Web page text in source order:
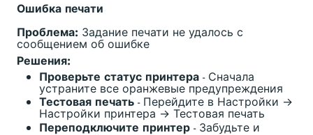
Ошибка печати
Проблема: Задание печати не удалось с
сообщением об ошибке
Решения:
Проверьте статус принтера - Сначала
устраните все оранжевые предупреждения
Тестовая печать - Перейдите в Настройки →
Настройки принтера → Тестовая печать
Переподключите принтер - Забудьте и